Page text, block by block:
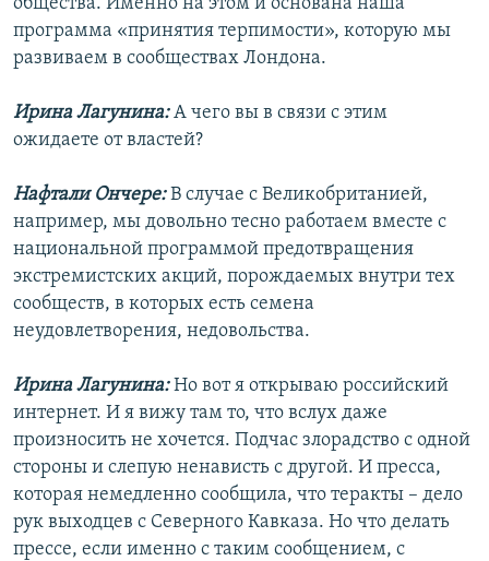
программа «принятия терпимости», которую мы
развиваем в сообществах Лондона.
Ирина Лагунина:А чего вы в связи с этим
ожидаете от властей?
Нафтали Ончере:В случае с Великобританией,
например, мы довольно тесно работаем вместе с
национальной программой предотвращения
экстремистских акций, порождаемых внутри тех
сообществ, в которых есть семена
неудовлетворения, недовольства.
Ирина Лагунина:Но вот я открываю российский
интернет. И я вижу там то, что вслух даже
произносить не хочется. Подчас злорадство с одной
стороны и слепую ненависть с другой. И пресса,
которая немедленно сообщила, что теракты – дело
рук выходцев с Северного Кавказа. Но что делать
прессе, если именно с таким сообщением, с